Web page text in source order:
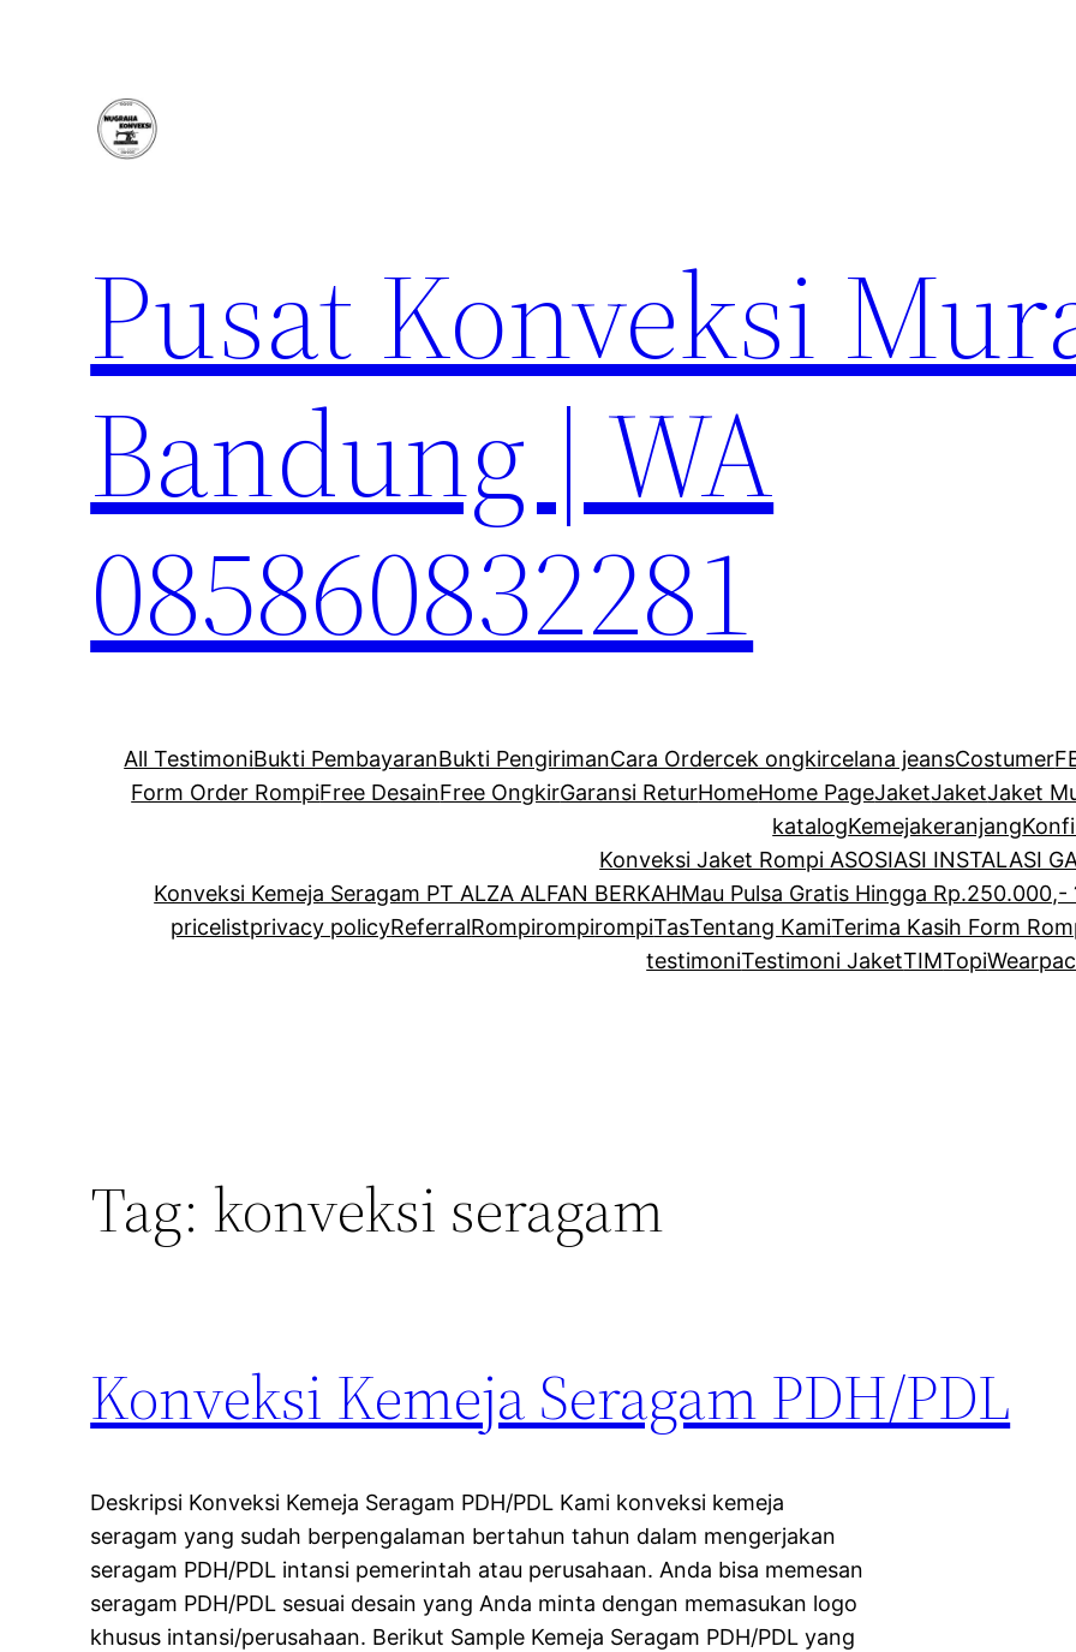
Pusat Konveksi
Bandung | WA
085860832281
All TestimoniBukti PembayaranBukti PengirimanCara Ordercek ongkircelana jeansCostumer
Form Order RompiFree DesainFree OngkirGaransi ReturHomeHome PageJaketJaketJaket
katalogKemejakeranjang
Konveksi Jaket Rompi ASOSIASI INSTALASI
Konveksi Kemeja Seragam PT ALZA ALFAN BERKAHMau Pulsa Gratis Hingga Rp.250.000,-
pricelistprivacy policyReferralRompirompirompiTasTentang KamiTerima Kasih Form
testimoniTestimoni JaketTIMTopi
Tag: konveksi seragam
Konveksi Kemeja Seragam PDH/PDL
Deskripsi Konveksi Kemeja Seragam PDH/PDL Kami konveksi kemeja
seragam yang sudah berpengalaman bertahun tahun dalam mengerjakan
seragam PDH/PDL intansi pemerintah atau perusahaan. Anda bisa memesan
seragam PDH/PDL sesuai desain yang Anda minta dengan memasukan logo
khusus intansi/perusahaan. Berikut Sample Kemeja Seragam PDH/PDL yang